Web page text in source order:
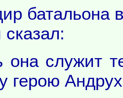
батальона
она служит
герою